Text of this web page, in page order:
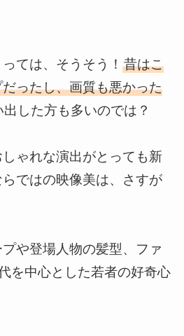
ては、そうそう！ 昔はこ
ったし、画質も悪かった
した方も多いのでは？
ゃれな演出がとっても新
ではの映像美は、さすが
や登場人物の髪型、ファ
を中心とした若者の好奇心